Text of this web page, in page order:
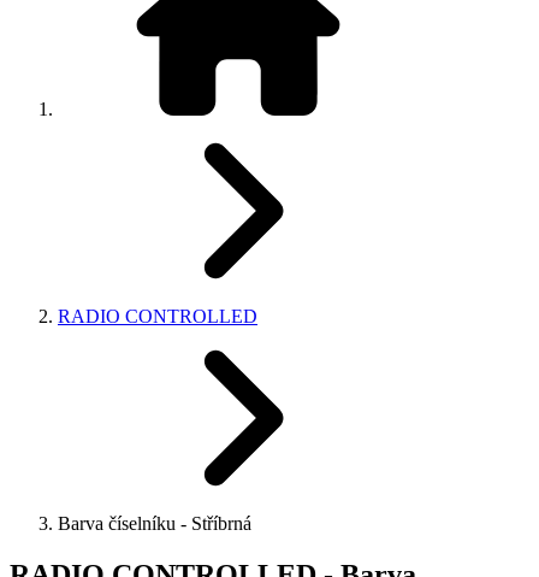
RADIO CONTROLLED
Barva číselníku - Stříbrná